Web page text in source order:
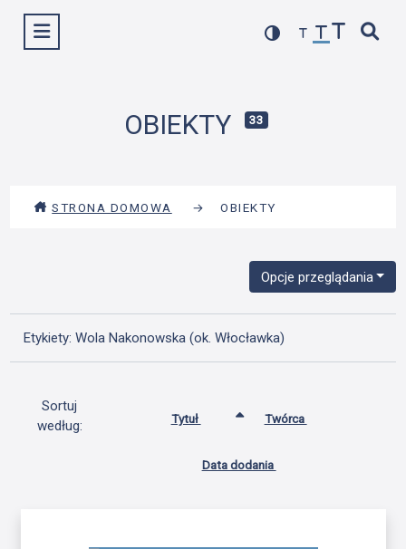
Wyświetl menu
OBIEKTY 33
STRONA DOMOWA → OBIEKTY
Opcje przeglądania
Etykiety: Wola Nakonowska (ok. Włocławka)
Sortuj
według:
Tytuł Twórca
Data dodania